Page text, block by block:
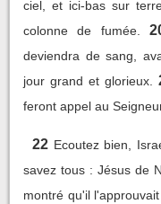
ciel, et ici-bas sur
colonne de fumée.
deviendra de sang,
jour grand et glorieux.
feront appel au
22 Ecoutez bien,
savez tous : Jésus de
montré qu'il